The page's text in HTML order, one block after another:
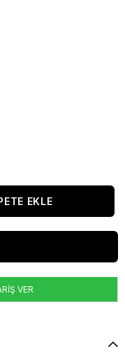
VER